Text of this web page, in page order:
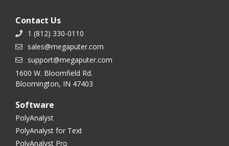
Contact Us
1 (812) 330-0110
sales@megaputer.com
support@megaputer.com
1600 W. Bloomfield Rd.
Bloomington, IN 47403
Software
PolyAnalyst
PolyAnalyst for Text
PolyAnalyst Pro